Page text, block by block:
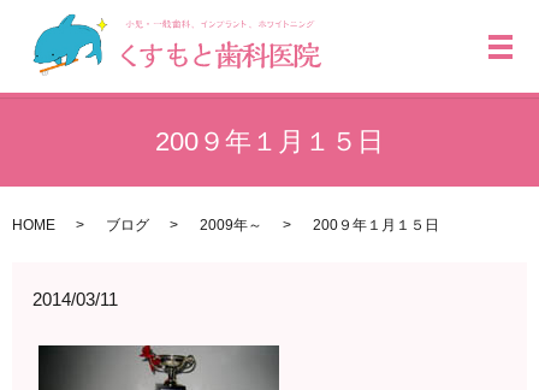
メ
200９年１月１５日
HOME ブログ 2009年～ 200９年１月１５日
2014/03/11